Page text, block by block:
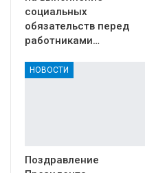
социальных
обязательств перед
работниками…
НОВОСТИ
Поздравление